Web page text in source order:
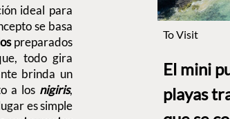
ideal para
se basa
preparados
todo gira
brinda un
a los nigiris,
es simple
To Visit
El mini
playas